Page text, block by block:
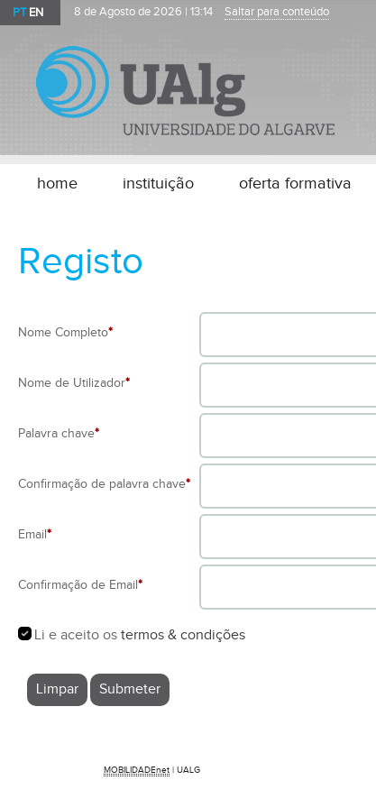
PTEN 8 de Agosto de 2026 | 13:14 Saltar para conteúdo
home instituição oferta formativa
Registo
Nome Completo*
Nome de Utilizador*
Palavra chave*
Confirmação de palavra chave*
Email*
Confirmação de Email*
Li e aceito os termos & condições
MOBILIDADEnet | UALG